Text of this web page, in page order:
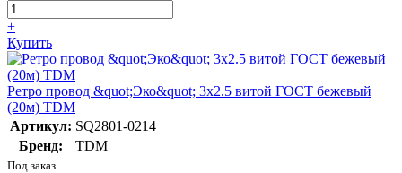
+
Купить
Ретро провод &quot;Эко&quot; 3х2.5 витой ГОСТ бежевый
(20м) TDM
Артикул: SQ2801-0214
Бренд:
TDM
Под заказ